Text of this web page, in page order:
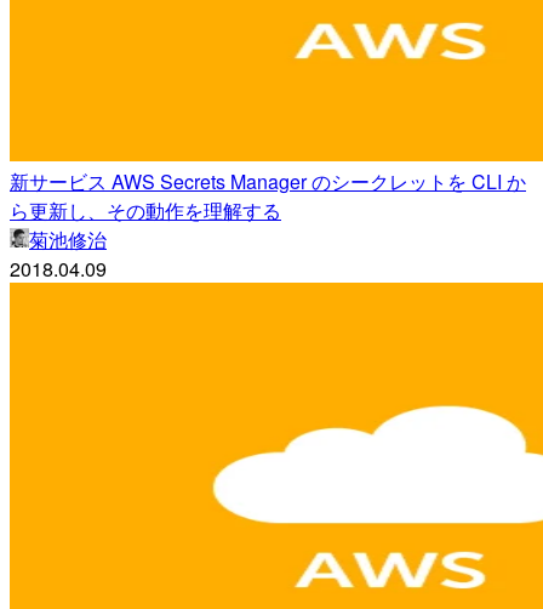
新サービス AWS Secrets Manager のシークレットを CLI か
ら更新し、その動作を理解する
菊池修治
2018.04.09